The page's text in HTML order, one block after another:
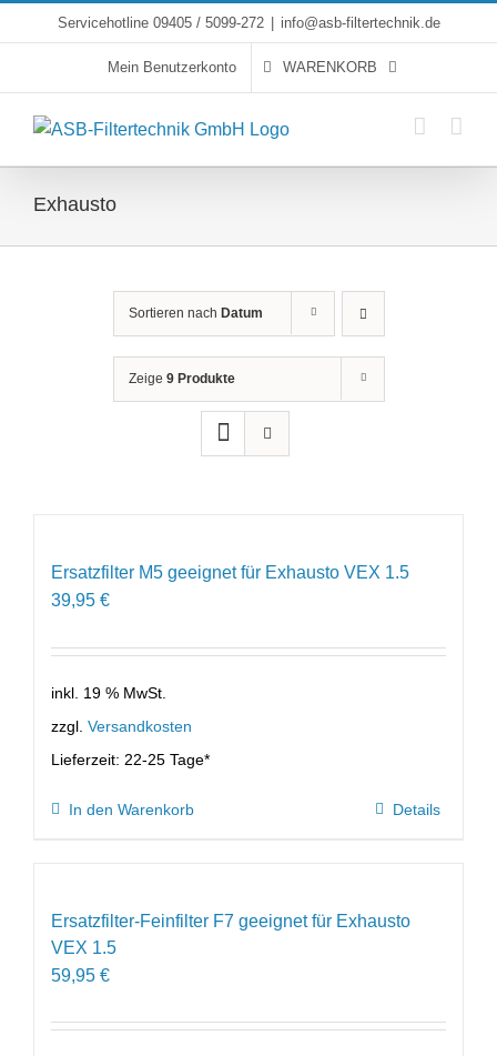
to
Servicehotline 09405 / 5099-272 info@asb-filtertechnik.de
Mein Benutzerkonto WARENKORB
Exhausto
Sortieren nach Datum
Zeige 9 Produkte
Ersatzfilter M5 geeignet für Exhausto VEX 1.5
39,95 €
inkl. 19 % MwSt.
zzgl. Versandkosten
Lieferzeit: 22-25 Tage*
In den Warenkorb Details
Ersatzfilter-Feinfilter F7 geeignet für Exhausto
VEX 1.5
59,95 €